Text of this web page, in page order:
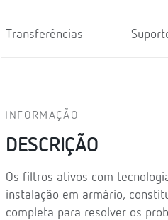
Transferências
INFORMAÇÃO
DESCRIÇÃO
Os filtros ativos com
instalação em armário,
completa para resolver os